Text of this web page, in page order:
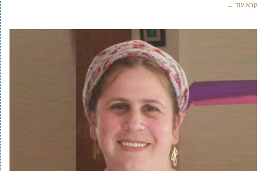
קרא עוד ←